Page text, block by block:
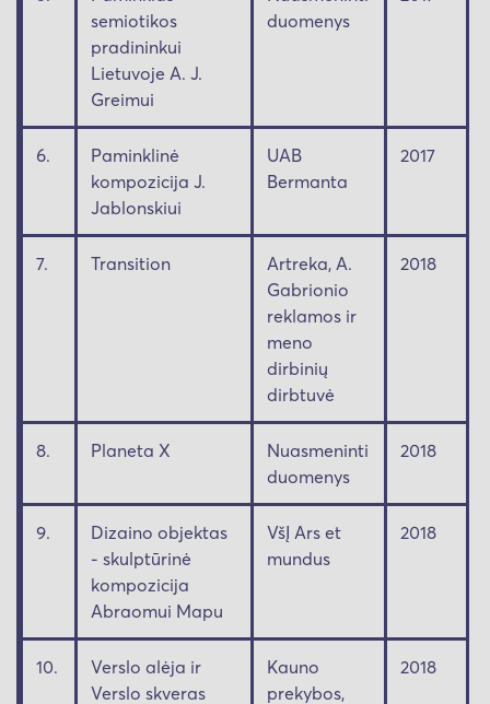
semiotikos
pradininkui
Lietuvoje A. J.
Greimui
duomenys
6.
Paminklinė
kompozicija J.
Jablonskiui
UAB
Bermanta
2017
7. Transition
Artreka, A.
Gabrionio
reklamos ir
meno
dirbinių
dirbtuvė
2018
8. Planeta X
Nuasmeninti
duomenys
2018
9.
Dizaino objektas
- skulptūrinė
kompozicija
Abraomui Mapu
VšĮ Ars et
mundus
2018
10.
Verslo alėja ir
Verslo skveras
Kauno
prekybos,
2018